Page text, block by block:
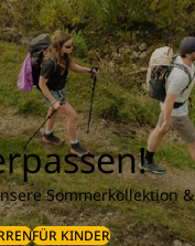
Sommerkollektion
FÜR KINDER